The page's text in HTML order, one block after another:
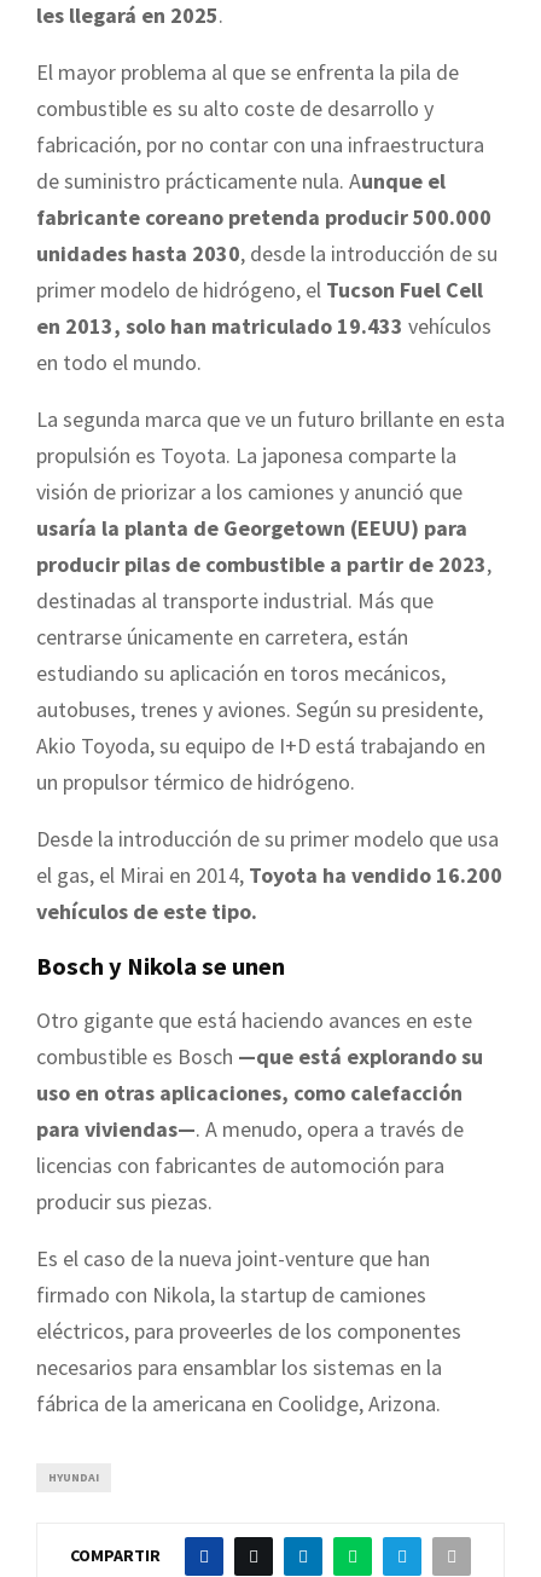
les llegará en 2025.
El mayor problema al que se enfrenta la pila de
combustible es su alto coste de desarrollo y
fabricación, por no contar con una infraestructura
de suministro prácticamente nula. Aunque el
fabricante coreano pretenda producir 500.000
unidades hasta 2030, desde la introducción de su
primer modelo de hidrógeno, el Tucson Fuel Cell
en 2013, solo han matriculado 19.433 vehículos
en todo el mundo.
La segunda marca que ve un futuro brillante en esta
propulsión es Toyota. La japonesa comparte la
visión de priorizar a los camiones y anunció que
usaría la planta de Georgetown (EEUU) para
producir pilas de combustible a partir de 2023,
destinadas al transporte industrial. Más que
centrarse únicamente en carretera, están
estudiando su aplicación en toros mecánicos,
autobuses, trenes y aviones. Según su presidente,
Akio Toyoda, su equipo de I+D está trabajando en
un propulsor térmico de hidrógeno.
Desde la introducción de su primer modelo que usa
el gas, el Mirai en 2014, Toyota ha vendido 16.200
vehículos de este tipo.
Bosch y Nikola se unen
Otro gigante que está haciendo avances en este
combustible es Bosch —que está explorando su
uso en otras aplicaciones, como calefacción
para viviendas—. A menudo, opera a través de
licencias con fabricantes de automoción para
producir sus piezas.
Es el caso de la nueva joint-venture que han
firmado con Nikola, la startup de camiones
eléctricos, para proveerles de los componentes
necesarios para ensamblar los sistemas en la
fábrica de la americana en Coolidge, Arizona.
HYUNDAI
COMPARTIR